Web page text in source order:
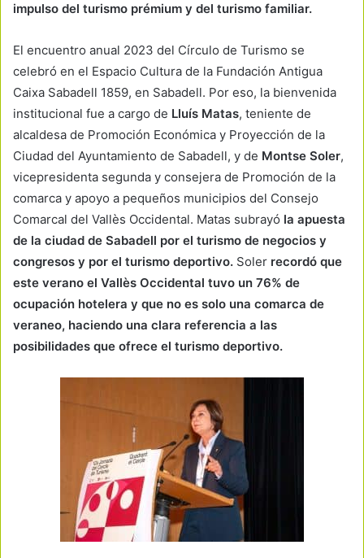
impulso del turismo prémium y del turismo familiar.
El encuentro anual 2023 del Círculo de Turismo se
celebró en el Espacio Cultura de la Fundación Antigua
Caixa Sabadell 1859, en Sabadell. Por eso, la bienvenida
institucional fue a cargo de Lluís Matas, teniente de
alcaldesa de Promoción Económica y Proyección de la
Ciudad del Ayuntamiento de Sabadell, y de Montse Soler,
vicepresidenta segunda y consejera de Promoción de la
comarca y apoyo a pequeños municipios del Consejo
Comarcal del Vallès Occidental. Matas subrayó la apuesta
de la ciudad de Sabadell por el turismo de negocios y
congresos y por el turismo deportivo. Soler recordó que
este verano el Vallès Occidental tuvo un 76% de
ocupación hotelera y que no es solo una comarca de
veraneo, haciendo una clara referencia a las
posibilidades que ofrece el turismo deportivo.